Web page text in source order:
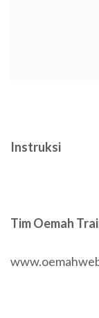
Instruksi
Tim Oemah